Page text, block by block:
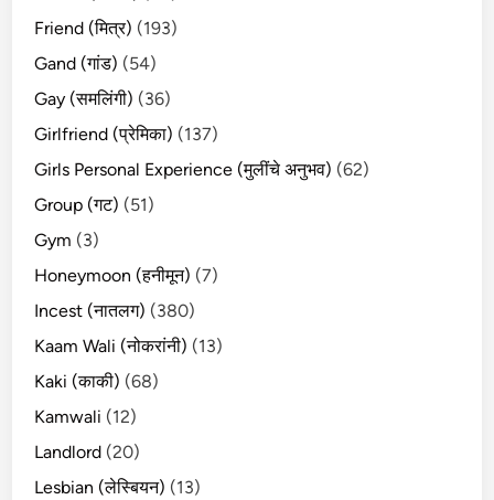
Friend (मित्र) (193)
Gand (गांड) (54)
Gay (समलिंगी) (36)
Girlfriend (प्रेमिका) (137)
Girls Personal Experience (मुलींचे अनुभव) (62)
Group (गट) (51)
Gym (3)
Honeymoon (हनीमून) (7)
Incest (नातलग) (380)
Kaam Wali (नोकरांनी) (13)
Kaki (काकी) (68)
Kamwali (12)
Landlord (20)
Lesbian (लेस्बियन) (13)